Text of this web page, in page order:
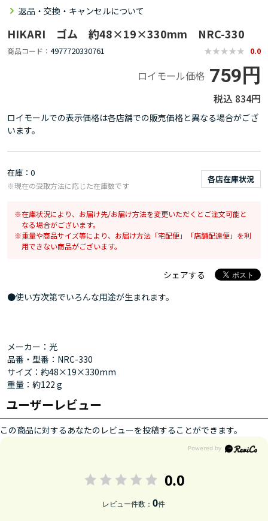
返品・交換・キャンセルについて
HIKARI ゴム 約48×19×330mm NRC-330
商品コード 4977720330761 0.0
ロイモール価格 759円
834円
ロイモールでの表示価格は各店舗での販売価格と異なる場合がござ
います。
在庫 0
各店在庫状況
※現在の受取方法に応じた在庫数です
在庫状況により、お届け先/お届け方法を変更いただくとご注文可能と
なる場合がございます。
重量や商品サイズ等により、お届け方法「宅配便」「店舗配達便」を利
用できない商品がございます。
シェアする
●使い方次第でいろんな用途が生まれます。
メーカー：光
品番・型番：NRC-330
サイズ：約48×19×330mm
重量：約122 g
ユーザーレビュー
この商品に対するあなたのレビューを投稿することができます。
0.0
レビュー件数：0件